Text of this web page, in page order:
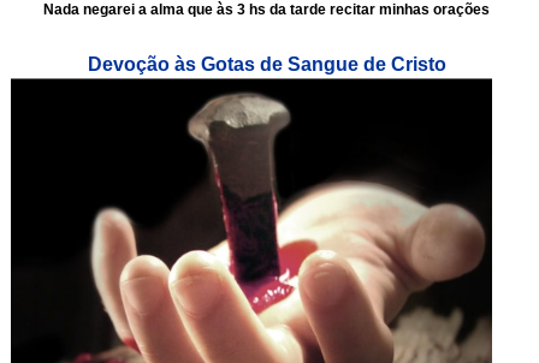
Nada negarei a alma que às 3 hs da tarde recitar minhas orações
Devoção às Gotas de Sangue de Cristo